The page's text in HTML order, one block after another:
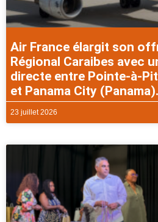
Air France élargit son
Régional Caraibes avec
directe entre Pointe-à-
et Panama City (Panama).
23 juillet 2026